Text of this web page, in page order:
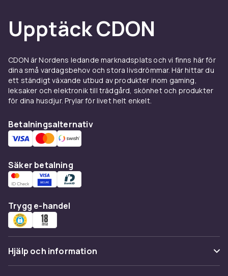
Leverans och köpupplevelse
Hos CDON handlar du tryggt med snabb
leverans, öppet köp och bra kundservice.
Enkel returprocess om produkten inte möter
dina förväntningar.
& rullatorer,Kryckor
Upptäck CDON
CDON är Nordens ledande marknadsplats och vi finns här för
dina små vardagsbehov och stora livsdrömmar. Här hittar du
ett ständigt växande utbud av produkter inom gaming,
leksaker och elektronik till trädgård, skönhet och produkter
för dina husdjur. Prylar för livet helt enkelt.
Betalningsalternativ
Säker betalning
Trygg e-handel
Hjälp och information